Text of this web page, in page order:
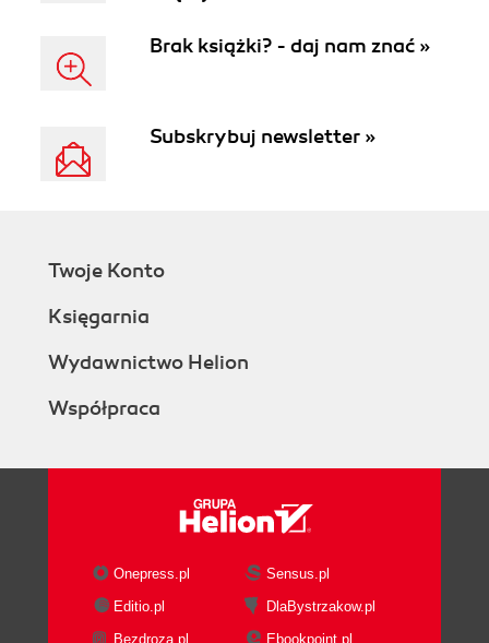
Brak książki? - daj nam znać »
Subskrybuj newsletter »
Twoje Konto
Księgarnia
Wydawnictwo Helion
Współpraca
Onepress.pl
Sensus.pl
Editio.pl
DlaBystrzakow.pl
Bezdroza.pl
Ebookpoint.pl